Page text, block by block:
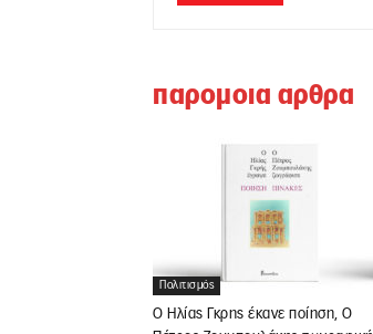
παρομοια αρθρα
Πολιτισμός
Ο Ηλίας Γκρης έκανε ποίηση, Ο